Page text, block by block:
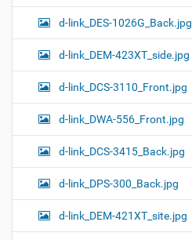
d-link_DES-1026G_Back.jpg
d-link_DEM-423XT_side.jpg
d-link_DCS-3110_Front.jpg
d-link_DWA-556_Front.jpg
d-link_DCS-3415_Back.jpg
d-link_DPS-300_Back.jpg
d-link_DEM-421XT_site.jpg